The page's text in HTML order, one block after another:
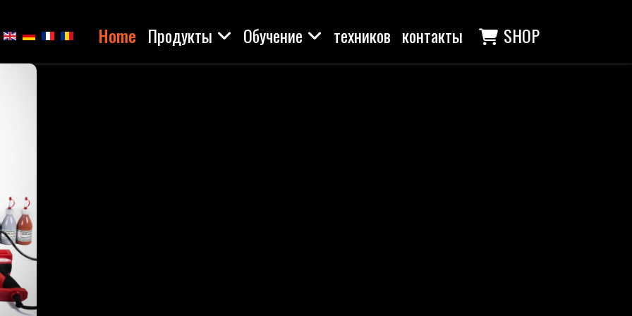
Home Продукты Обучение техников контакты SHOP
язык